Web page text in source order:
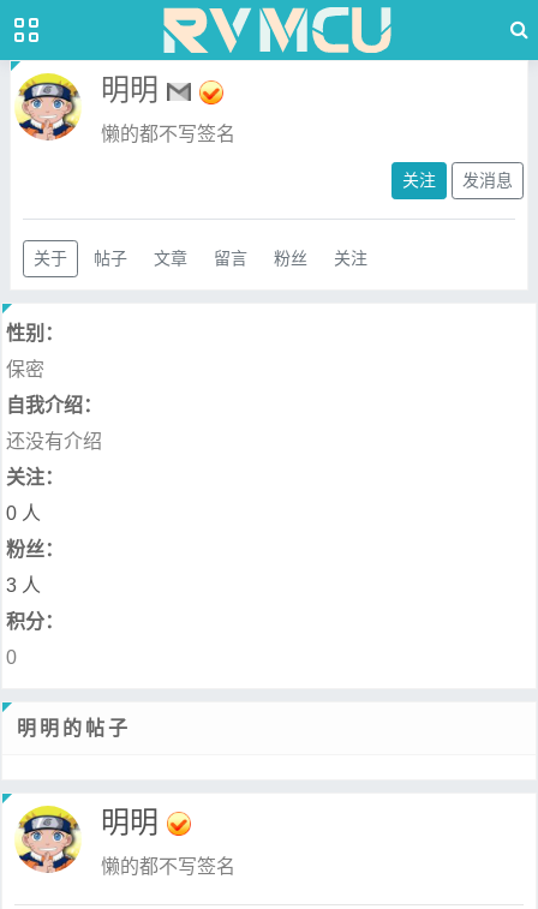
明明
懒的都不写签名
关注 发消息
关于 帖子 文章 留言 粉丝 关注
性别：
保密
自我介绍：
还没有介绍
关注：
0 人
粉丝：
3 人
积分：
0
明明的帖子
明明
懒的都不写签名